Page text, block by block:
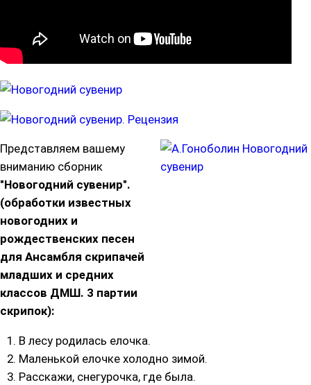
Представляем вашему
вниманию сборник
"Новогодний сувенир".
(обработки известных
новогодних и
рождественских песен
для Ансамбля скрипачей
младших и средних
классов ДМШ. 3 партии
скрипок):
В лесу родилась елочка.
Маленькой елочке холодно зимой.
Расскажи, снегурочка, где была.